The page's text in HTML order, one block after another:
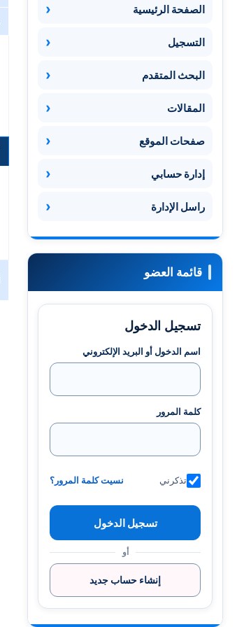
الصفحة الرئيسية
التسجيل
البحث المتقدم
المقالات
صفحات الموقع
إدارة حسابي
راسل الإدارة
قائمة العضو
تسجيل الدخول
اسم الدخول أو البريد الإلكتروني
كلمة المرور
تذكرني نسيت كلمة المرور؟
أو
إنشاء حساب جديد